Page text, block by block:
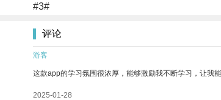
#3#
评论
游客
这款app的学习氛围很浓厚，能够激励我不断学习，让我
2025-01-28